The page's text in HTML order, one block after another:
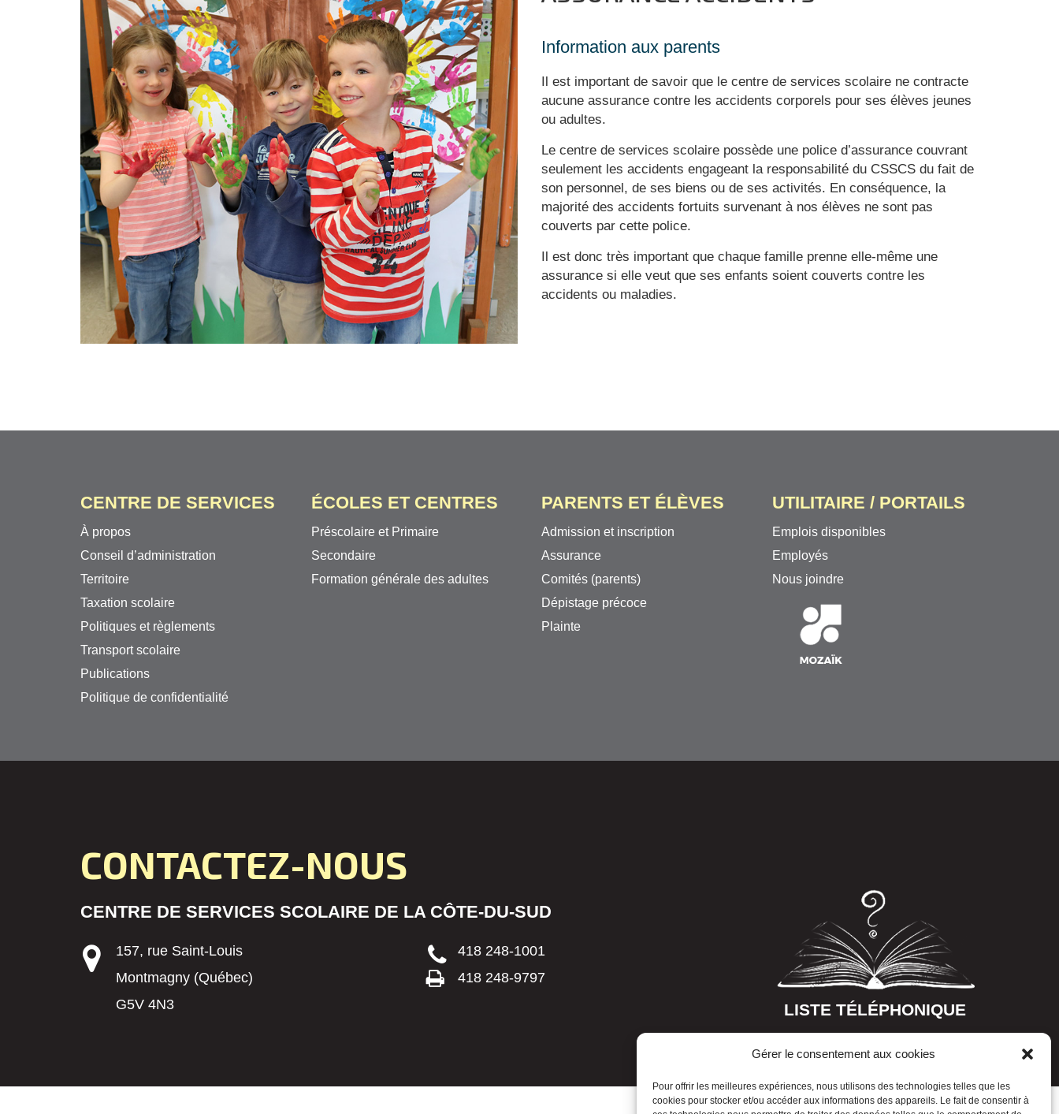
Gérer le consentement aux cookies
Pour offrir les meilleures expériences, nous utilisons des technologies telles que les
cookies pour stocker et/ou accéder aux informations des appareils. Le fait de consentir à
Information aux parents
Il est important de savoir que le centre de services scolaire ne contracte
aucune assurance contre les accidents corporels pour ses élèves jeunes
ou adultes.
Le centre de services scolaire possède une police d’assurance couvrant
seulement les accidents engageant la responsabilité du CSSCS du fait de
son personnel, de ses biens ou de ses activités. En conséquence, la
majorité des accidents fortuits survenant à nos élèves ne sont pas
couverts par cette police.
Il est donc très important que chaque famille prenne elle-même une
assurance si elle veut que ses enfants soient couverts contre les
accidents ou maladies.
CENTRE DE SERVICES
À propos
Conseil d’administration
Territoire
Taxation scolaire
Politiques et règlements
Transport scolaire
Publications
Politique de confidentialité
ÉCOLES ET CENTRES
Préscolaire et Primaire
Secondaire
Formation générale des adultes
PARENTS ET ÉLÈVES
Admission et inscription
Assurance
Comités (parents)
Dépistage précoce
Plainte
UTILITAIRE / PORTAILS
Emplois disponibles
Employés
Nous joindre
CONTACTEZ-NOUS
CENTRE DE SERVICES SCOLAIRE DE LA CÔTE-DU-SUD
157, rue Saint-Louis
Montmagny (Québec)
G5V 4N3
418 248-1001
418 248-9797
LISTE TÉLÉPHONIQUE